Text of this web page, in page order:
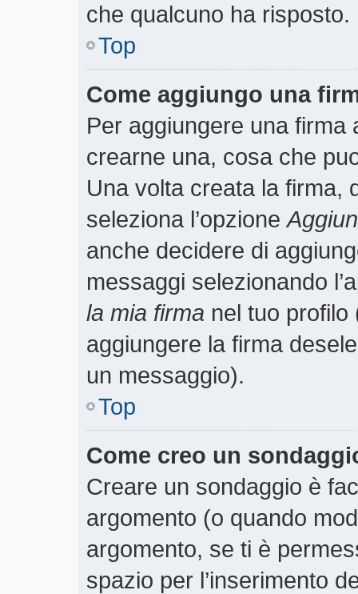
che qualcuno ha risposto.
Top
Come aggiungo una
Per aggiungere una
crearne una, cosa che
Una volta creata la firma,
seleziona l’opzione
anche decidere di
messaggi selezionando
la mia firma nel tuo
aggiungere la firma
un messaggio).
Top
Come creo un
Creare un sondaggio è
argomento (o quando
argomento, se ti è
spazio per l’inserimento